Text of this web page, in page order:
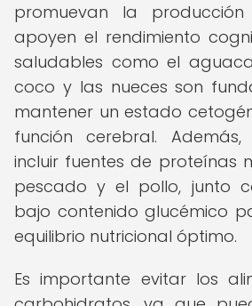
promuevan la
apoyen el rendimiento
saludables como el
coco y las nueces son
mantener un estado
función cerebral.
incluir fuentes de proteínas
pescado y el pollo, junto
bajo contenido glucémico
equilibrio nutricional óptimo.
Es importante evitar los